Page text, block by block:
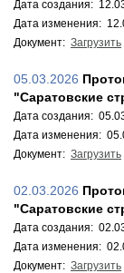
Дата создания:
Дата изменения:
Документ: Загрузить
05.03.2026
"Саратовские
Дата создания:
Дата изменения:
Документ: Загрузить
02.03.2026
"Саратовские
Дата создания:
Дата изменения:
Документ: Загрузить